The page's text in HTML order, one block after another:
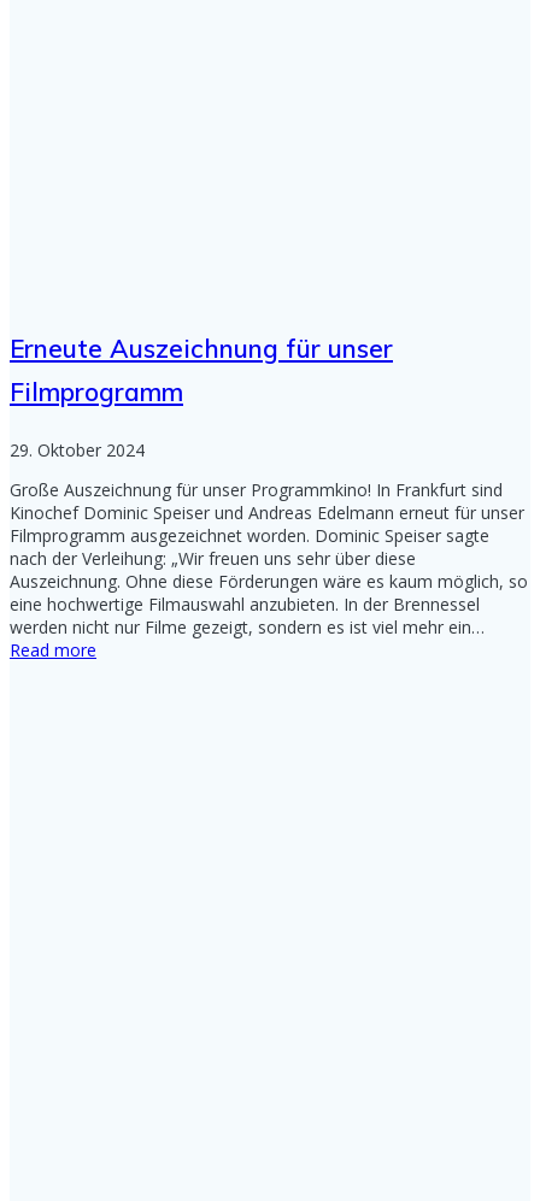
Erneute Auszeichnung für unser
Filmprogramm
29. Oktober 2024
Große Auszeichnung für unser Programmkino! In Frankfurt sind
Kinochef Dominic Speiser und Andreas Edelmann erneut für unser
Filmprogramm ausgezeichnet worden. Dominic Speiser sagte
nach der Verleihung: „Wir freuen uns sehr über diese
Auszeichnung. Ohne diese Förderungen wäre es kaum möglich, so
eine hochwertige Filmauswahl anzubieten. In der Brennessel
werden nicht nur Filme gezeigt, sondern es ist viel mehr ein…
Read more